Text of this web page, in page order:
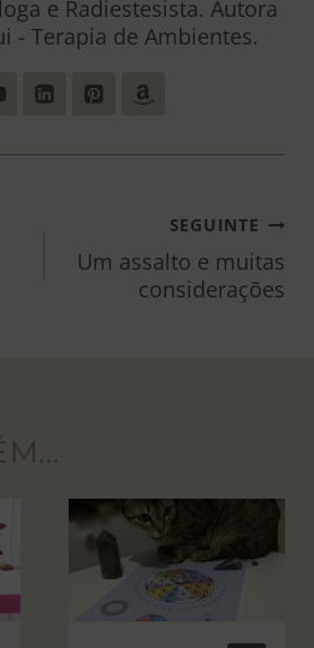
e Radiestesista. Autora
- Terapia de Ambientes.
SEGUINTE
Um assalto e muitas
considerações